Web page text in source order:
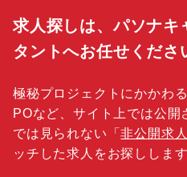
求人探しは、パソナキ
タントへお任せくださ
極秘プロジェクトにかかわ
POなど、サイト上では公開
では見られない「非公開求人
ッチした求人をお探しします